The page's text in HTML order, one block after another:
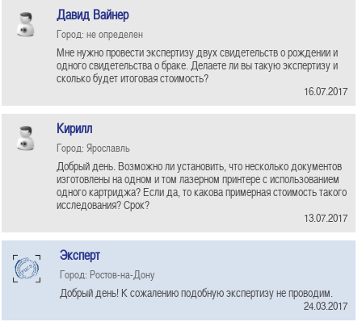
Давид Вайнер
Город: не определен
Мне нужно провести экспертизу двух свидетельств о рождении и
одного свидетельства о браке. Делаете ли вы такую экспертизу и
сколько будет итоговая стоимость?
16.07.2017
Кирилл
Город: Ярославль
Добрый день. Возможно ли установить, что несколько документов
изготовлены на одном и том лазерном принтере с использованием
одного картриджа? Если да, то какова примерная стоимость такого
исследования? Срок?
13.07.2017
Эксперт
Город: Ростов-на-Дону
Добрый день! К сожалению подобную экспертизу не проводим.
24.03.2017